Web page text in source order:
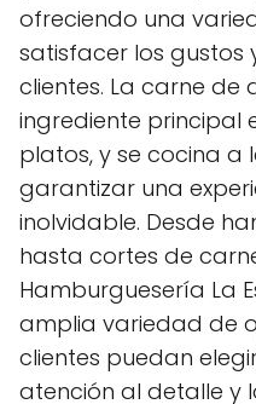
ofreciendo una
satisfacer los gustos
clientes. La carne de
ingrediente principal
platos, y se cocina
garantizar una
inolvidable. Desde
hasta cortes de
Hamburguesería La
amplia variedad de
clientes puedan
atención al detalle y